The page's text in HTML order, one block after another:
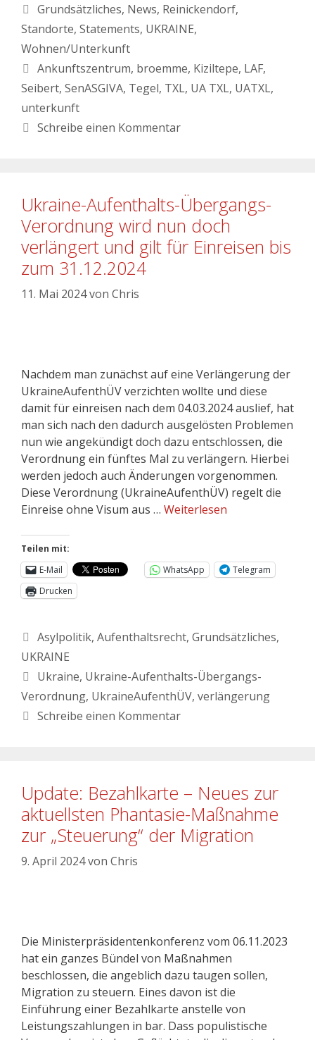
Grundsätzliches, News, Reinickendorf,
Standorte, Statements, UKRAINE,
Wohnen/Unterkunft
Ankunftszentrum, broemme, Kiziltepe, LAF,
Seibert, SenASGIVA, Tegel, TXL, UA TXL, UATXL,
unterkunft
Schreibe einen Kommentar
Ukraine-Aufenthalts-Übergangs-
Verordnung wird nun doch
verlängert und gilt für Einreisen bis
zum 31.12.2024
11. Mai 2024von Chris
Nachdem man zunächst auf eine Verlängerung der
UkraineAufenthÜV verzichten wollte und diese
damit für einreisen nach dem 04.03.2024 auslief, hat
man sich nach den dadurch ausgelösten Problemen
nun wie angekündigt doch dazu entschlossen, die
Verordnung ein fünftes Mal zu verlängern. Hierbei
werden jedoch auch Änderungen vorgenommen.
Diese Verordnung (UkraineAufenthÜV) regelt die
Einreise ohne Visum aus … Weiterlesen
Teilen mit:
E-Mail
WhatsApp
Telegram
Drucken
Asylpolitik, Aufenthaltsrecht, Grundsätzliches,
UKRAINE
Ukraine, Ukraine-Aufenthalts-Übergangs-
Verordnung, UkraineAufenthÜV, verlängerung
Schreibe einen Kommentar
Update: Bezahlkarte – Neues zur
aktuellsten Phantasie-Maßnahme
zur „Steuerung“ der Migration
9. April 2024von Chris
Die Ministerpräsidentenkonferenz vom 06.11.2023
hat ein ganzes Bündel von Maßnahmen
beschlossen, die angeblich dazu taugen sollen,
Migration zu steuern. Eines davon ist die
Einführung einer Bezahlkarte anstelle von
Leistungszahlungen in bar. Dass populistische